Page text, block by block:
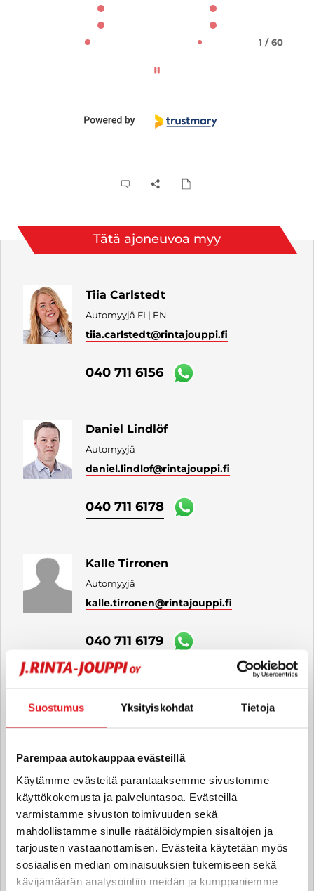
Suostumus Yksityiskohdat Tietoja
Parempaa autokauppaa evästeillä
Käytämme evästeitä parantaaksemme sivustomme
käyttökokemusta ja palveluntasoa. Evästeillä
varmistamme sivuston toimivuuden sekä
mahdollistamme sinulle räätälöidympien sisältöjen ja
tarjousten vastaanottamisen. Evästeitä käytetään myös
sosiaalisen median ominaisuuksien tukemiseen sekä
kävijämäärän analysointiin meidän ja kumppaniemme
1 / 60
Tätä ajoneuvoa myy
Tiia Carlstedt
Automyyjä FI | EN
tiia.carlstedt@rintajouppi.fi
040 711 6156
Daniel Lindlöf
Automyyjä
daniel.lindlof@rintajouppi.fi
040 711 6178
Kalle Tirronen
Automyyjä
kalle.tirronen@rintajouppi.fi
040 711 6179
040 711 6176
Milad Amiri
Automyyjä
milad.amiri@rintajouppi.fi